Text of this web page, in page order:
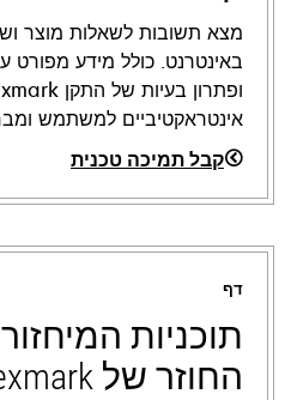
מצא תשובות לשאלות מוצר
באינטרנט. כולל מידע מפורט
אינטראקטיביים למשתמש
קבל תמיכה טכנית
opens
in
new
tab
דף
תוכניות
החוזר של Lexmark